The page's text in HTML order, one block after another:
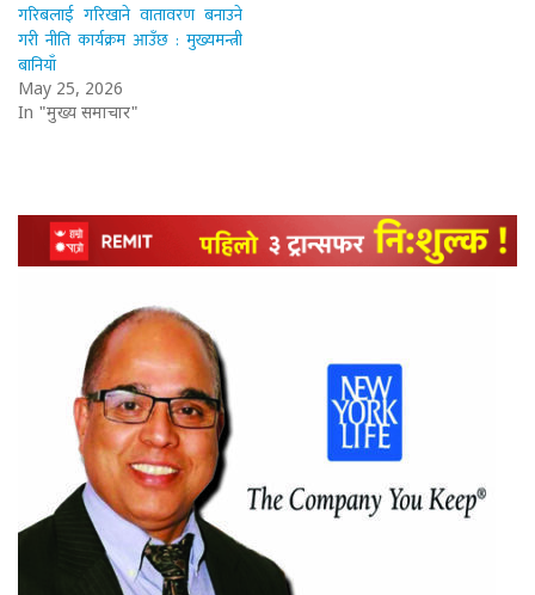
गरिबलाई गरिखाने वातावरण बनाउने
गरी नीति कार्यक्रम आउँछ : मुख्यमन्त्री
बानियाँ
May 25, 2026
In "मुख्य समाचार"